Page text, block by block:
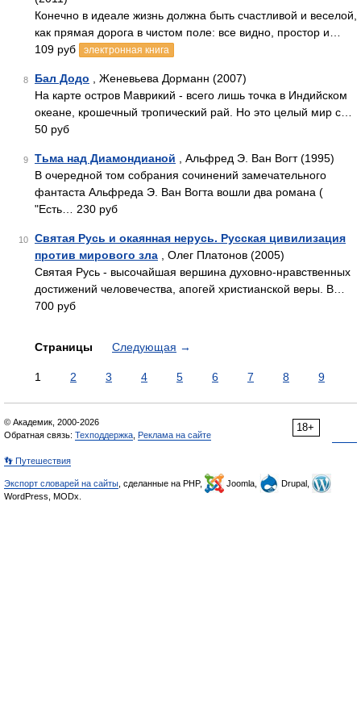
Конечно в идеале жизнь должна быть счастливой и веселой,
как прямая дорога в чистом поле: все видно, простор и…
109 руб
электронная книга
8 Бал Додо , Женевьева Дорманн (2007)
На карте остров Маврикий - всего лишь точка в Индийском
океане, крошечный тропический рай. Но это целый мир с…
50 руб
9 Тьма над Диамондианой , Альфред Э. Ван Вогт (1995)
В очередной том собрания сочинений замечательного
фантаста Альфреда Э. Ван Вогта вошли два романа (
"Есть… 230 руб
10
Святая Русь и окаянная нерусь. Русская цивилизация
против мирового зла , Олег Платонов (2005)
Святая Русь - высочайшая вершина духовно-нравственных
достижений человечества, апогей христианской веры. В…
700 руб
Страницы Следующая →
1 2 3 4 5 6 7 8 9
18+
© Академик, 2000-2026
Обратная связь: Техподдержка Реклама на сайте
👣 Путешествия
Экспорт словарей на сайты , сделанные на PHP, Joomla,
Drupal,
WordPress, MODx.